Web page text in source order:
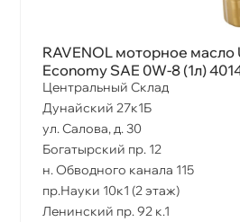
RAVENOL моторное масло
Economy SAE 0W-8 (1л)
Центральный Склад
Дунайский 27к1Б
ул. Салова, д. 30
Богатырский пр. 12
н. Обводного канала 115
пр.Науки 10к1 (2 этаж)
Ленинский пр. 92 к.1